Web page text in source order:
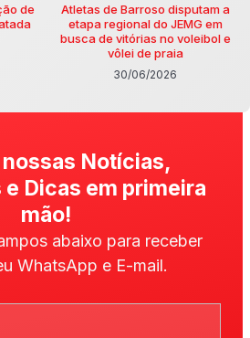
de
Atletas de Barroso disputam a
etapa regional do JEMG em
busca de vitórias no voleibol e
vôlei de praia
30/06/2026
Notícias,
Dicas em primeira
mão!
abaixo para receber
WhatsApp e E-mail.